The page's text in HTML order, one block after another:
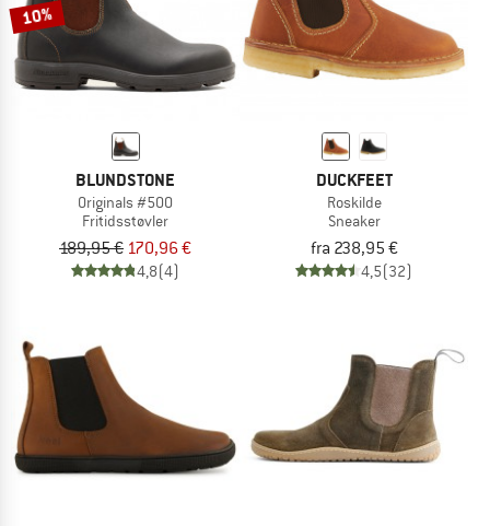
10%
BLUNDSTONE
Originals #500
Fritidsstøvler
189,95 € 170,96 €
4,8(4)
DUCKFEET
Roskilde
Sneaker
fra 238,95 €
4,5(32)